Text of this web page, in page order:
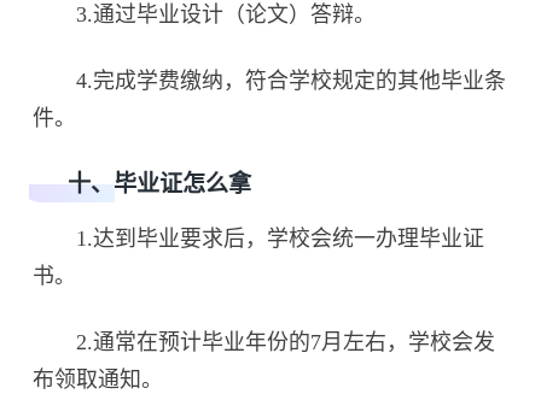
3.通过毕业设计（论文）答辩。
4.完成学费缴纳，符合学校规定的其他毕业条
件。
十、毕业证怎么拿
1.达到毕业要求后，学校会统一办理毕业证
书。
2.通常在预计毕业年份的7月左右，学校会发
布领取通知。